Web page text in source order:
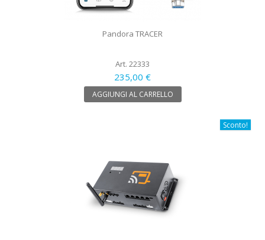
Pandora TRACER
Art. 22333
235,00 €
AGGIUNGI AL CARRELLO
Sconto!